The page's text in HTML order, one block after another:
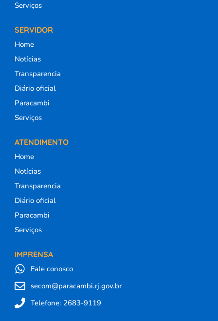
Serviços
SERVIDOR
Home
Notícias
Transparencia
Diário oficial
Paracambi
Serviços
ATENDIMENTO
Home
Notícias
Transparencia
Diário oficial
Paracambi
Serviços
IMPRENSA
Fale conosco
secom@paracambi.rj.gov.br
Telefone: 2683-9119